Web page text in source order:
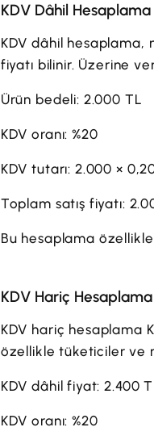
KDV Dâhil Hesaplama
KDV dâhil hesaplama,
fiyatı bilinir. Üzerine
Ürün bedeli: 2.000 TL
KDV oranı: %20
KDV tutarı: 2.000 ×
Toplam satış fiyatı:
Bu hesaplama
KDV Hariç Hesaplama
KDV hariç hesaplama
özellikle tüketiciler ve
KDV dâhil fiyat: 2.400
KDV oranı: %20